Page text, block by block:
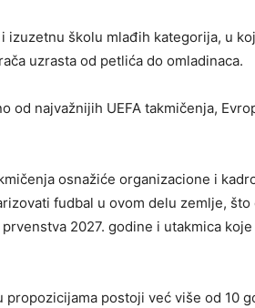
izuzetnu školu mlađih kategorija, u
uzrasta od petlića do omladinaca.
od najvažnijih UEFA takmičenja,
osnažiće organizacione i
fudbal u ovom delu zemlje, što
2027. godine i utakmica koje
postoji već više od 10